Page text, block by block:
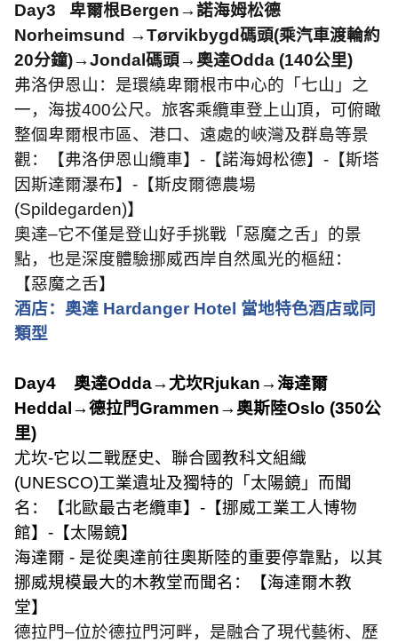
Day3 卑爾根Bergen→諾海姆松德
Norheimsund →Tørvikbygd碼頭(乘汽車渡輪約
20分鐘)→Jondal 碼頭→奧達Odda (140公里)
弗洛伊恩山：是環繞卑爾根市中心的「七山」之
一，海拔400公尺。旅客乘纜車登上山頂，可俯瞰
整個卑爾根市區、港口、遠處的峽灣及群島等景
觀：【弗洛伊恩山纜車】 - 【諾海姆松德】 - 【斯塔
因斯達爾瀑布】 - 【斯皮爾德農場
(Spildegarden)】
奧達–它不僅是登山好手挑戰「惡魔之舌」的景
點，也是深度體驗挪威西岸自然風光的樞紐：
【惡魔之舌】
酒店：奧達 Hardanger Hotel 當地特色酒店或同
類型
Day4 奧達Odda→尤坎Rjukan→海達爾
Heddal →德拉門Grammen→奧斯陸Oslo (350公
里)
尤坎-它以二戰歷史、聯合國教科文組織
(UNESCO)工業遺址及獨特的「太陽鏡」而聞
名：【北歐最古老纜車】 - 【挪威工業工人博物
館】 - 【太陽鏡】
海達爾 - 是從奧達前往奧斯陸的重要停靠點，以其
挪威規模最大的木教堂而聞名：【海達爾木教
堂】
德拉門–位於德拉門河畔，是融合了現代藝術、歷